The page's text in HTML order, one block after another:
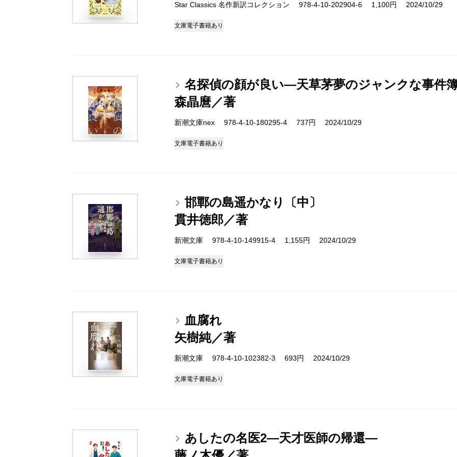
Star Classics 名作新訳コレクション 978-4-10-202904-6 1,100円 2024/10/29
文庫電子書籍あり
名探偵の顔が良い―天草茅夢のジャンクな事件
森晶麿／著
新潮文庫nex 978-4-10-180295-4 737円 2024/10/29
文庫電子書籍あり
邯鄲の島遥かなり〔中〕
貫井徳郎／著
新潮文庫 978-4-10-149915-4 1,155円 2024/10/29
文庫電子書籍あり
血腐れ
矢樹純／著
新潮文庫 978-4-10-102382-3 693円 2024/10/29
文庫電子書籍あり
あしたの名医2―天才医師の帰還―